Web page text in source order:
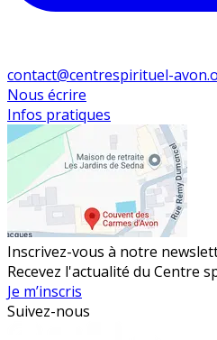
contact@centrespirituel-
Nous écrire
Infos pratiques
Inscrivez-vous à notre
Recevez l'actualité du Centre
Je m’inscris
Suivez-nous